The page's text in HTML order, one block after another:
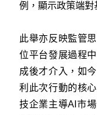
例，顯示政策端對
此舉亦反映監管
位平台發展過程
成後才介入，如
利此次行動的核
技企業主導AI市